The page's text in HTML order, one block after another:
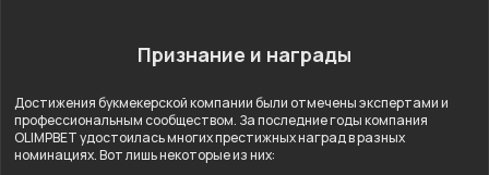
Признание и награды
Достижения букмекерской компании были отмечены экспертами и
профессиональным сообществом. За последние годы компания
OLIMPBET удостоилась многих престижных наград в разных
номинациях. Вот лишь некоторые из них: